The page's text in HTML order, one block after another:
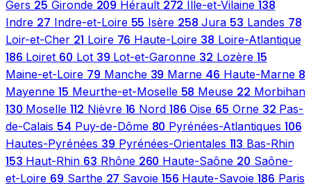
Gers 25 Gironde 209 Hérault 272 Ille-et-Vilaine 138
Indre 27 Indre-et-Loire 55 Isère 258 Jura 53 Landes 78
Loir-et-Cher 21 Loire 76 Haute-Loire 38 Loire-Atlantique
186 Loiret 60 Lot 39 Lot-et-Garonne 32 Lozère 15
Maine-et-Loire 79 Manche 39 Marne 46 Haute-Marne 8
Mayenne 15 Meurthe-et-Moselle 58 Meuse 22 Morbihan
130 Moselle 112 Nièvre 16 Nord 186 Oise 65 Orne 32 Pas-
de-Calais 54 Puy-de-Dôme 80 Pyrénées-Atlantiques 106
Hautes-Pyrénées 39 Pyrénées-Orientales 113 Bas-Rhin
153 Haut-Rhin 63 Rhône 260 Haute-Saône 20 Saône-
et-Loire 69 Sarthe 27 Savoie 156 Haute-Savoie 186 Paris